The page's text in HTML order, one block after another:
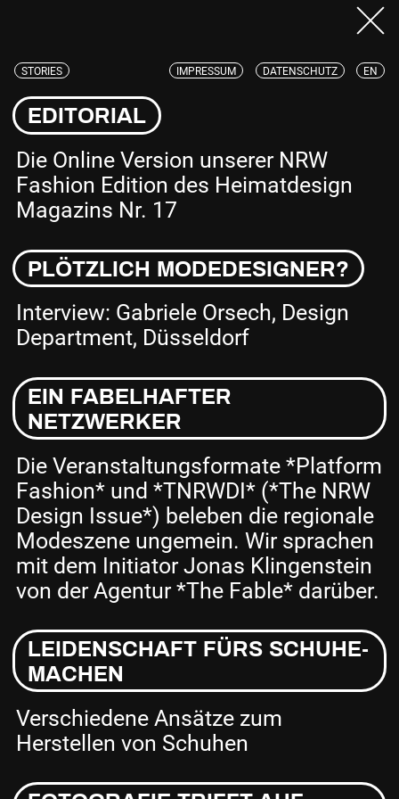
STORIES IMPRESSUM DATENSCHUTZ EN
EDITORIAL
Die Online Version unserer NRW
Fashion Edition des Heimatdesign
Magazins Nr. 17
PLÖTZLICH MODEDESIGNER?
Interview: Gabriele Orsech, Design
Department, Düsseldorf
EIN FABELHAFTER
NETZWERKER
Die Veranstaltungsformate *Platform
Fashion* und *TNRWDI* (*The NRW
Design Issue*) beleben die regionale
Mode­szene ungemein. Wir sprachen
mit dem Initiator Jonas Klingenstein
von der Agentur *The Fable* darüber.
LEIDENSCHAFT FÜRS SCHUHE­
MACHEN
Verschiedene Ansätze zum
Herstellen von Schuhen